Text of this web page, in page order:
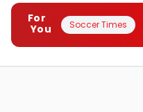
For
You
Soccer Times